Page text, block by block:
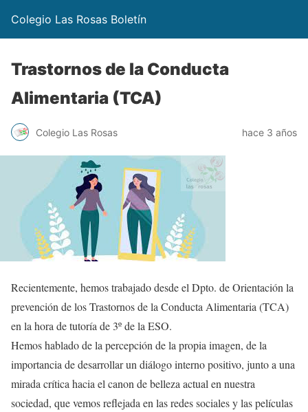
Colegio Las Rosas Boletín
Trastornos de la Conducta
Alimentaria (TCA)
Colegio Las Rosas hace 3 años
Recientemente, hemos trabajado desde el Dpto. de Orientación la
prevención de los Trastornos de la Conducta Alimentaria (TCA)
en la hora de tutoría de 3º de la ESO.
Hemos hablado de la percepción de la propia imagen, de la
importancia de desarrollar un diálogo interno positivo, junto a una
mirada crítica hacia el canon de belleza actual en nuestra
sociedad, que vemos reflejada en las redes sociales y las películas